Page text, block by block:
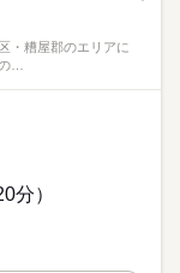
働きやすさバツ
セントなどの設
道管などの設
キャリアアップ
せください。
。
など）
。
・糟屋郡のエリアに
…
分）